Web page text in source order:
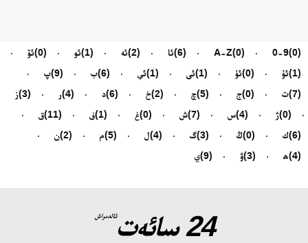
0-9 (0)
A-Z (0) ئا (6) ئە (2) ئو (1) ئۆ
(0)
ئۇ
(1) ئۈ (0) ئى (1) ئې (1) ب (6) پ
(9)
ت
(7) ج (0) چ (5) خ (2) د (6) ر (4) ز
(3)
ژ
(0) س (4) ش (7) غ (0) ف (1) ق
(11)
ك
(6) ڭ (0) گ (3) ل (4) م (5) ن
(2)
ھ
(4) ۋ (3) ي (9)
24 سائەت ئالدىراش